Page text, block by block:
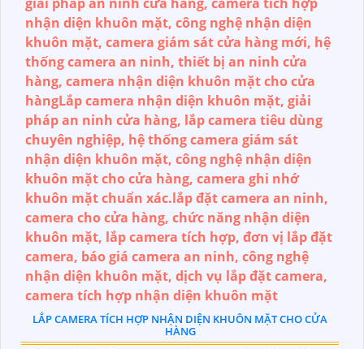
LẮP CAMERA TÍCH HỢP NHẬN DIỆN KHUÔN MẶT CHO CỬA
HÀNG